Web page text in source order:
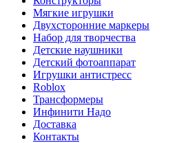
Мягкие игрушки
Двухсторонние маркеры
Набор для творчества
Детские наушники
Детский фотоаппарат
Игрушки антистресс
Roblox
Трансформеры
Инфинити Надо
Доставка
Контакты